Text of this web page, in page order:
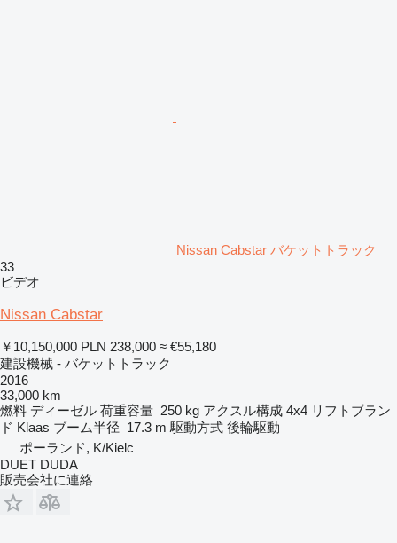
Nissan Cabstar バケットトラック
33
ビデオ
Nissan Cabstar
￥10,150,000 PLN 238,000 ≈ €55,180
建設機械 - バケットトラック
2016
33,000 km
燃料 ディーゼル 荷重容量 250 kg アクスル構成 4x4 リフトブラン
ド Klaas ブーム半径 17.3 m 駆動方式 後輪駆動
ポーランド, K/Kielc
DUET DUDA
販売会社に連絡